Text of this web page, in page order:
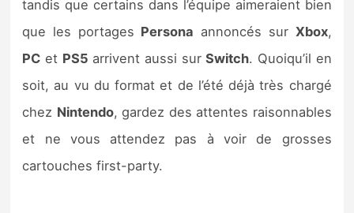
tandis que certains dans l’équipe aimeraient bien
que les portages Persona annoncés sur Xbox,
PC et PS5 arrivent aussi surSwitch. Quoiqu’il en
soit, au vu du format et de l’été déjà très chargé
chez Nintendo, gardez des attentes raisonnables
et ne vous attendez pas à voir de grosses
cartouches first-party.